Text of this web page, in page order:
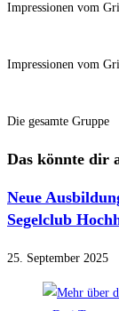
Impressionen vom
Impressionen vom
Die gesamte Gruppe
Das könnte dir
Neue
Segelclub
25. September 2025